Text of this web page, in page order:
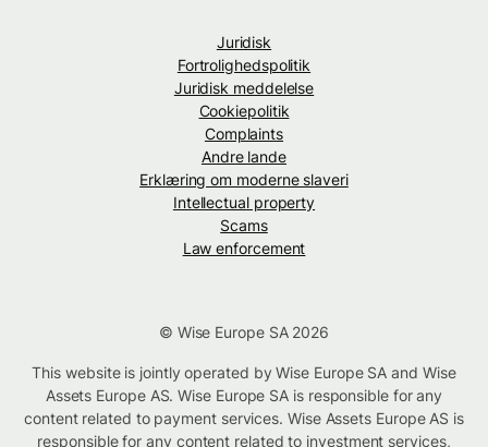
Juridisk
Fortrolighedspolitik
Juridisk meddelelse
Cookiepolitik
Complaints
Andre lande
Erklæring om moderne slaveri
Intellectual property
Scams
Law enforcement
© Wise Europe SA 2026
This website is jointly operated by Wise Europe SA and Wise
Assets Europe AS. Wise Europe SA is responsible for any
content related to payment services. Wise Assets Europe AS is
responsible for any content related to investment services,